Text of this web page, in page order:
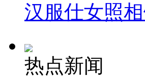
汉服仕女照
热点新闻